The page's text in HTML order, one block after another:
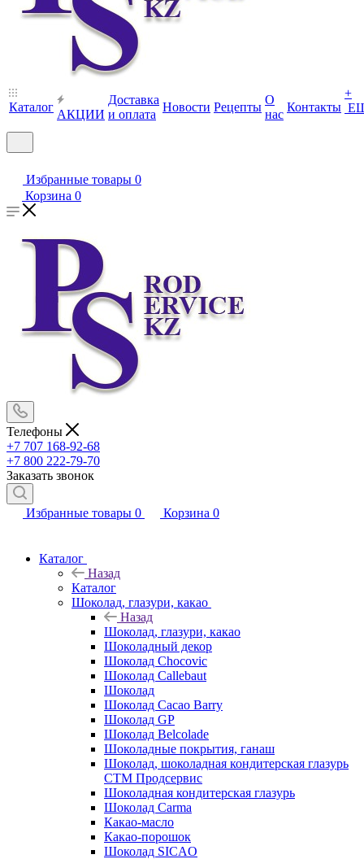
Каталог
АКЦИИ
Доставка
и оплата
Новости Рецепты
О
нас
Контакты
+
Избранные товары 0
Корзина 0
Телефоны
+7 707 168-92-68
+7 800 222-79-70
Заказать звонок
Избранные товары 0 Корзина 0
Каталог
Назад
Каталог
Шоколад, глазури, какао
Назад
Шоколад, глазури, какао
Шоколадный декор
Шоколад Chocovic
Шоколад Callebaut
Шоколад
Шоколад Cacao Barry
Шоколад GP
Шоколад Belcolade
Шоколадные покрытия, ганаш
Шоколад, шоколадная кондитерская глазурь
СТМ Продсервис
Шоколадная кондитерская глазурь
Шоколад Carma
Какао-масло
Какао-порошок
Шоколад SICAO